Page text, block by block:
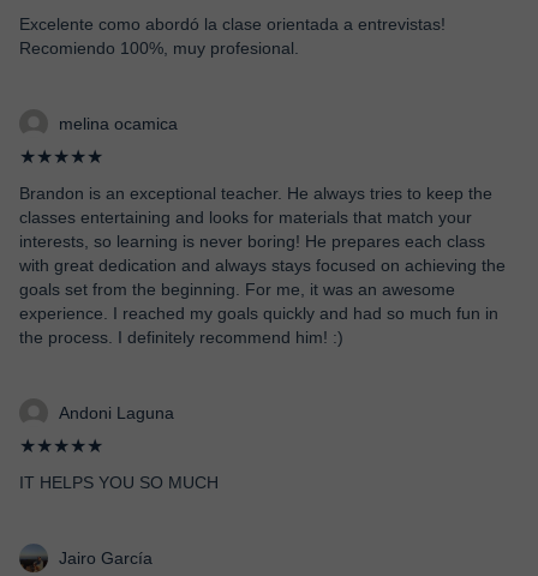
Excelente como abordó la clase orientada a entrevistas!
Recomiendo 100%, muy profesional.
melina ocamica
★★★★★
Brandon is an exceptional teacher. He always tries to keep the
classes entertaining and looks for materials that match your
interests, so learning is never boring! He prepares each class
with great dedication and always stays focused on achieving the
goals set from the beginning. For me, it was an awesome
experience. I reached my goals quickly and had so much fun in
the process. I definitely recommend him! :)
Andoni Laguna
★★★★★
IT HELPS YOU SO MUCH
Jairo García